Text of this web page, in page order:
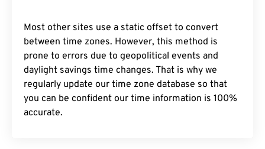
Most other sites use a static offset to convert
between time zones. However, this method is
prone to errors due to geopolitical events and
daylight savings time changes. That is why we
regularly update our time zone database so that
you can be confident our time information is 100%
accurate.